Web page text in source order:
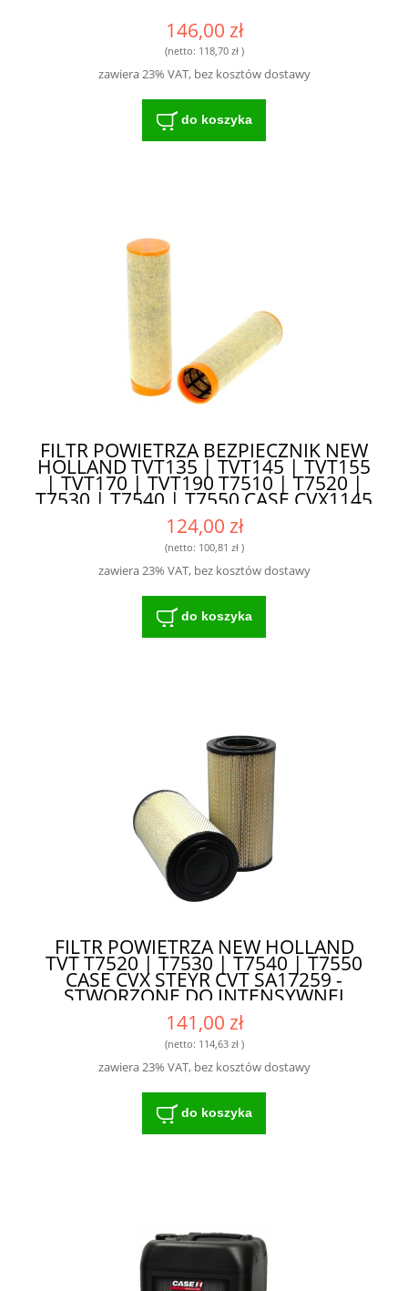
146,00 zł
(netto: 118,70 zł)
zawiera 23% VAT, bez kosztów dostawy
do koszyka
FILTR POWIETRZA BEZPIECZNIK NEW
HOLLAND TVT135 | TVT145 | TVT155
| TVT170 | TVT190 T7510 | T7520 |
T7530 | T7540 | T7550 CASE CVX1145
| CVX140 | CVX150 | CVX160 |
CVX175 | CVX195 HIFI - STWORZONE
DO INTENSYWNEJ EKSPLOATACJI
124,00 zł
(netto: 100,81 zł)
zawiera 23% VAT, bez kosztów dostawy
do koszyka
FILTR POWIETRZA NEW HOLLAND
TVT T7520 | T7530 | T7540 | T7550
CASE CVX STEYR CVT SA17259 -
STWORZONE DO INTENSYWNEJ
EKSPLOATACJI
141,00 zł
(netto: 114,63 zł)
zawiera 23% VAT, bez kosztów dostawy
do koszyka